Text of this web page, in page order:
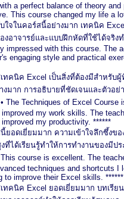
a perfect balance of theory
This course changed my life a
ใจในคอร์สนี้อย่างมาก เทคนิค
งอาจารย์และแบบฝึกหัดที่ใช้ได้จริ
impressed with this course. The
engaging style and practical
ทคนิค Excel เป็นสิ่งที่ต้องมีสำหรับ
งมาก การอธิบายที่ชัดเจนและตัวอ
The Techniques of Excel
my work skills. The
my productivity. ******
ยอดเยี่ยมมาก ความเข้าใจลึกซึ้งข
ที่ได้เรียนรู้ทำให้การทำงานของมี
This course is excellent. The
techniques and shortcuts I
to improve their Excel skills. ******
ทคนิค Excel ยอดเยี่ยมมาก บทเรีย